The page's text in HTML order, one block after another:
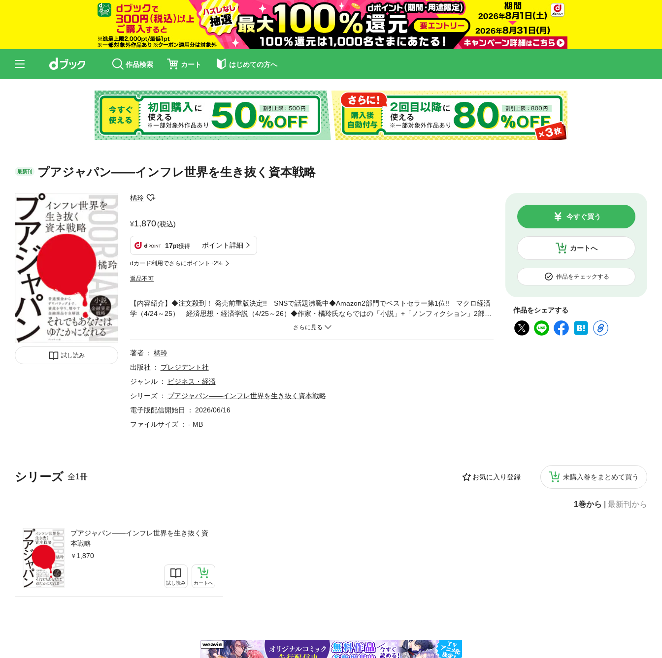
作品検索 カート はじめての方へ
最新刊 プアジャパン――インフレ世界を生き抜く資本戦略
試し読み
橘玲
1,870(税込)
17pt獲得 ポイント詳細
dカード利用でさらにポイント+2%
返品不可
カートへ
今すぐ買う
作品をチェックする
作品をシェアする
シリーズ 全1冊 お気に入り登録 未購入巻をまとめて買う
1巻から 最新刊から
プアジャパン――インフレ世界を生き抜く資
本戦略
1,870
試し読み カートへ
【内容紹介】◆注文殺到！ 発売前重版決定!! SNSで話題沸騰中◆Amazon2部門でベストセラー第1位!! マクロ経済
学（4/24～25） 経済思想・経済学説（4/25～26）◆作家・橘玲氏ならではの「小説」+「ノンフィクション」2部構
成 図表49点の圧倒的ボリューム◆人気作家・橘玲氏、最新刊！◇〈近未来小説＋金融ガイド〉の全く新しい書籍の
ション」は避けがたい現実になりつつある。現役世代の収入は増えず、年金だけで暮らしていくことはもはや不可能
に近い。国家はあなたを助けない。だが「逃げ道」はある。普通預金からデリバティブまで、資産を守り、増やす方
まれ。早稲田大学卒業。2002年、国際金融小説『マネーロンダリング』でデビュー。同年、「新世紀の資本論」と評
された『お金持ちになれる黄金の羽根の拾い方』（幻冬舎）が30万部を超えるベストセラーに。05年の『永遠の旅行
者』が第19回山本周五郎賞候補に。『言ってはいけない 残酷すぎる真実』で2017新書大賞受賞。著書に『「読まな
『スピリチャルズ「わたし」の謎』（幻冬舎文庫）、『DD（どっちもどっち）論 「解決できない問題」には理由が
著者
橘玲
出版社
プレジデント社
ジャンル
ビジネス・経済
シリーズ
プアジャパン――インフレ世界を生き抜く資本戦略
電子版配信開始日
2026/06/16
ファイルサイズ
- MB